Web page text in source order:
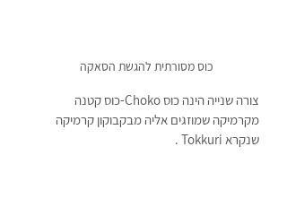
כוס מסורתית להגשת הסאקה
צורה שנייה הינה כוס Choko-כוס קטנה
מקרמיקה שמוזגים אליה מבקבוקון קרמיקה
שנקרא Tokkuri .